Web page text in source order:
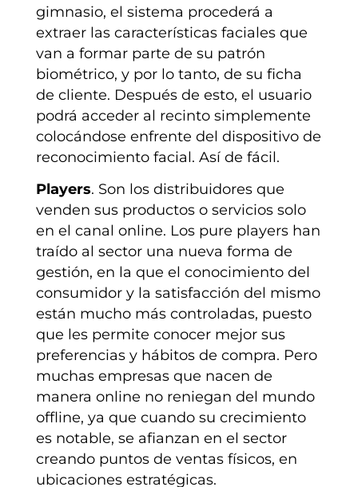
gimnasio, el sistema procederá a
extraer las características faciales que
van a formar parte de su patrón
biométrico, y por lo tanto, de su ficha
de cliente. Después de esto, el usuario
podrá acceder al recinto simplemente
colocándose enfrente del dispositivo de
reconocimiento facial. Así de fácil.
Players. Son los distribuidores que
venden sus productos o servicios solo
en el canal online. Los pure players han
traído al sector una nueva forma de
gestión, en la que el conocimiento del
consumidor y la satisfacción del mismo
están mucho más controladas, puesto
que les permite conocer mejor sus
preferencias y hábitos de compra. Pero
muchas empresas que nacen de
manera online no reniegan del mundo
offline, ya que cuando su crecimiento
es notable, se afianzan en el sector
creando puntos de ventas físicos, en
ubicaciones estratégicas.